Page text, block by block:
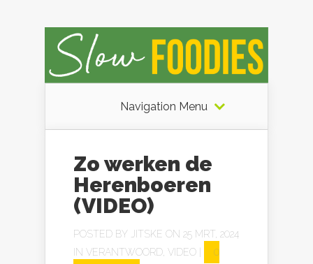
Navigation Menu
Zo werken de
Herenboeren
(VIDEO)
POSTED BY JITSKE ON 25 MRT, 2024
IN VERANTWOORD, VIDEO
0